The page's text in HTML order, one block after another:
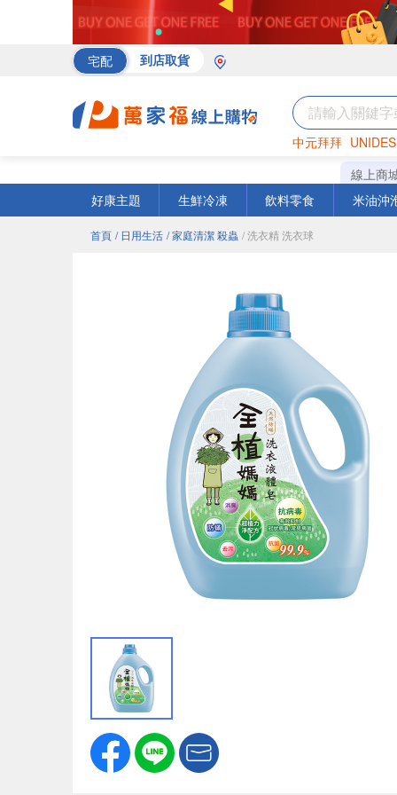
宅配 到店取貨
中元拜拜
巧克力 罐頭
線上商
好康主題
生鮮冷凍 飲料零食 米油沖
首頁 / 日用生活 / 家庭清潔 殺蟲 / 洗衣精 洗衣球